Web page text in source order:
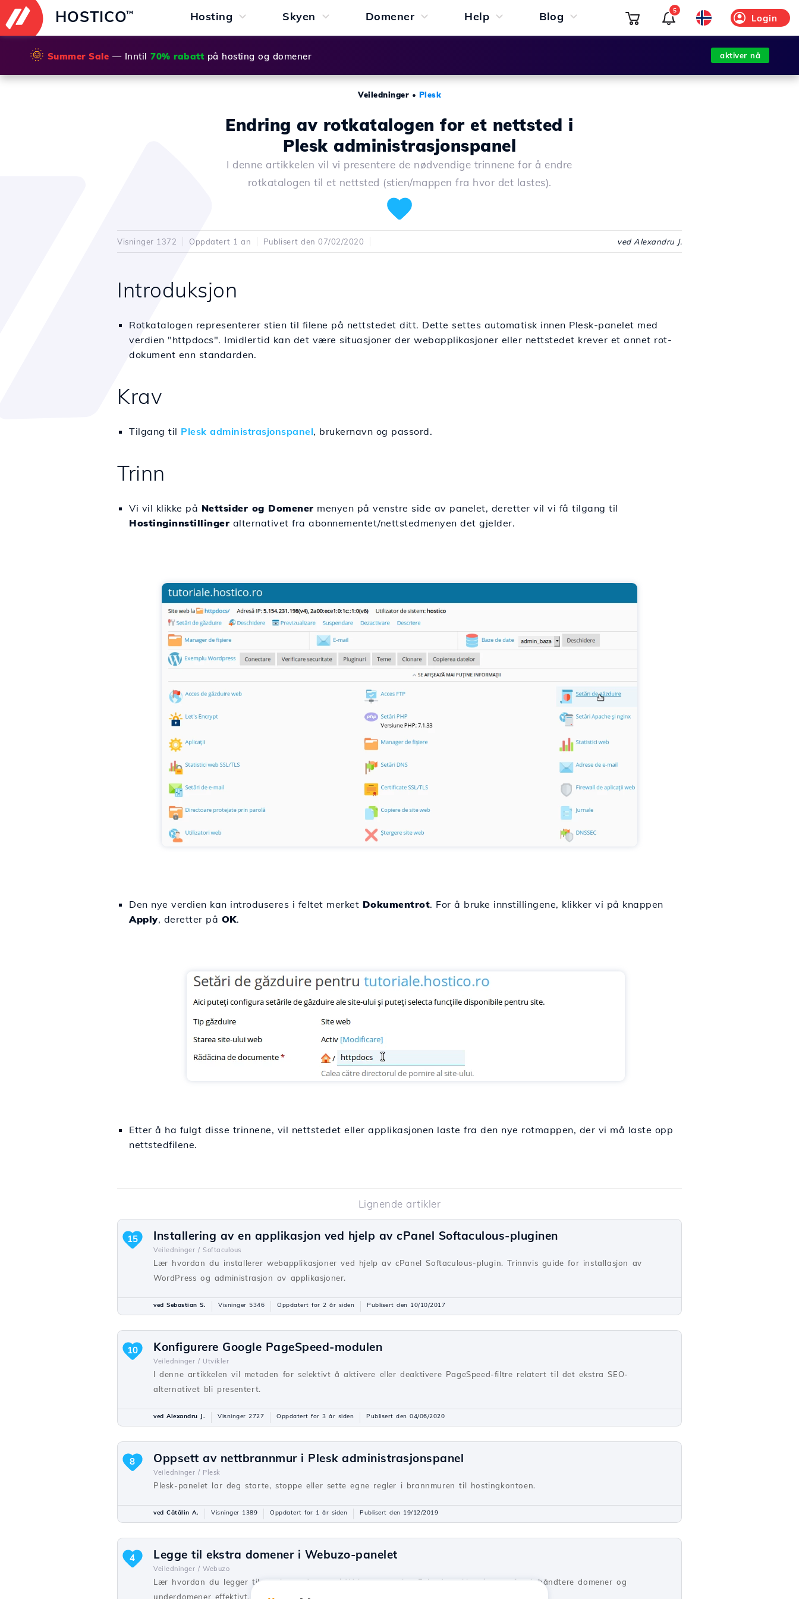
HOSTICO™ Hosting Skyen Domener Help Blog Login
5
🌞 Summer Sale — Inntil 70% rabatt på hosting og domener aktiver nå
Veiledninger • Plesk
Endring av rotkatalogen for et nettsted i
Plesk administrasjonspanel
I denne artikkelen vil vi presentere de nødvendige trinnene for å endre
rotkatalogen til et nettsted (stien/mappen fra hvor det lastes).
Visninger 1372 Oppdatert 1 an Publisert den 07/02/2020 ved Alexandru J.
Introduksjon
Rotkatalogen representerer stien til filene på nettstedet ditt. Dette settes automatisk innen Plesk-panelet med
verdien "httpdocs". Imidlertid kan det være situasjoner der webapplikasjoner eller nettstedet krever et annet rot-
dokument enn standarden.
Krav
Tilgang til Plesk administrasjonspanel, brukernavn og passord.
Trinn
Vi vil klikke på Nettsider og Domener menyen på venstre side av panelet, deretter vil vi få tilgang til
Hostinginnstillinger alternativet fra abonnementet/nettstedmenyen det gjelder.
Den nye verdien kan introduseres i feltet merket Dokumentrot. For å bruke innstillingene, klikker vi på knappen
Apply, deretter på OK.
Etter å ha fulgt disse trinnene, vil nettstedet eller applikasjonen laste fra den nye rotmappen, der vi må laste opp
nettstedfilene.
Lignende artikler
Installering av en applikasjon ved hjelp av cPanel Softaculous-pluginen
Veiledninger / Softaculous
Lær hvordan du installerer webapplikasjoner ved hjelp av cPanel Softaculous-plugin. Trinnvis guide for installasjon av
WordPress og administrasjon av applikasjoner.
15
ved Sebastian S. Visninger 5346 Oppdatert for 2 år siden Publisert den 10/10/2017
Konfigurere Google PageSpeed-modulen
Veiledninger / Utvikler
I denne artikkelen vil metoden for selektivt å aktivere eller deaktivere PageSpeed-filtre relatert til det ekstra SEO-
alternativet bli presentert.
10
ved Alexandru J. Visninger 2727 Oppdatert for 3 år siden Publisert den 04/06/2020
Oppsett av nettbrannmur i Plesk administrasjonspanel
Veiledninger / Plesk
Plesk-panelet lar deg starte, stoppe eller sette egne regler i brannmuren til hostingkontoen.
8
ved Cătălin A. Visninger 1389 Oppdatert for 1 år siden Publisert den 19/12/2019
Legge til ekstra domener i Webuzo-panelet
Veiledninger / Webuzo
Lær hvordan du legger til et ekstra domene i Webuzo-panelet. Følg de enkle trinnene for å håndtere domener og
underdomener effektivt.
4